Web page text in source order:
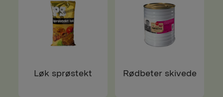
Løk sprøstekt Rødbeter skivede